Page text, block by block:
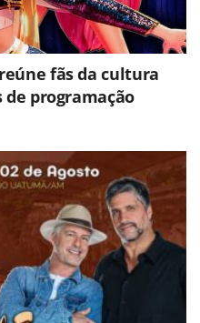
fãs da cultura
programação